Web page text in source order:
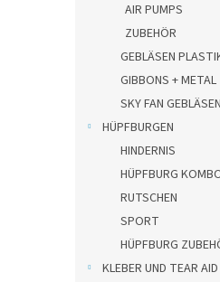
AIR PUMPS
ZUBEHÖR
GEBLÄSEN
GIBBONS + METAL
SKY FAN GEBLÄSEN
HÜPFBURGEN
HINDERNIS
HÜPFBURG
RUTSCHEN
SPORT
HÜPFBURG
KLEBER UND TEAR AID